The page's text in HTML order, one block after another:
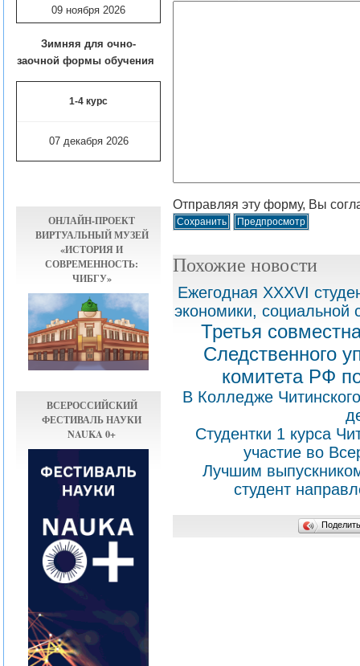
09 ноября 2026
Зимняя для очно-
заочной формы обучения
1-4 курс
07 декабря 2026
ОНЛАЙН-ПРОЕКТ
ВИРТУАЛЬНЫЙ МУЗЕЙ
«ИСТОРИЯ И
СОВРЕМЕННОСТЬ:
ЧИБГУ»
ВСЕРОССИЙСКИЙ
ФЕСТИВАЛЬ НАУКИ
NAUKA 0+
Отправляя эту форму, Вы
Похожие новости
Ежегодная XXXVI
экономики,
Третья
Следственного
комитета РФ
В Колледже
Студентки 1 курса
участие во
Лучшим
студент